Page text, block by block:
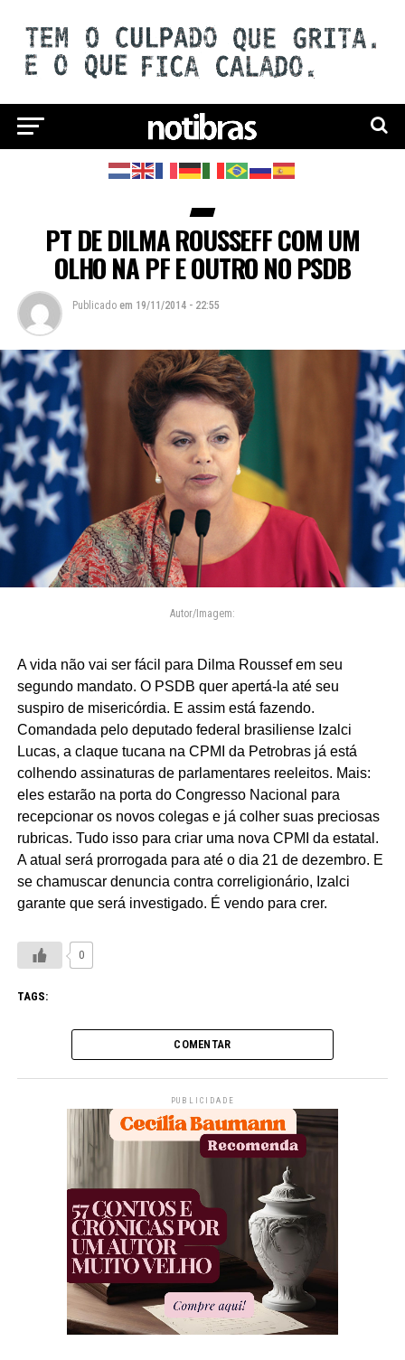
PT DE DILMA ROUSSEFF COM UM
OLHO NA PF E OUTRO NO PSDB
Publicado em 19/11/2014 - 22:55
Autor/Imagem:
A vida não vai ser fácil para Dilma Roussef em seu
segundo mandato. O PSDB quer apertá-la até seu
suspiro de misericórdia. E assim está fazendo.
Comandada pelo deputado federal brasiliense Izalci
Lucas, a claque tucana na CPMI da Petrobras já está
colhendo assinaturas de parlamentares reeleitos. Mais:
eles estarão na porta do Congresso Nacional para
recepcionar os novos colegas e já colher suas preciosas
rubricas. Tudo isso para criar uma nova CPMI da estatal.
A atual será prorrogada para até o dia 21 de dezembro. E
se chamuscar denuncia contra correligionário, Izalci
garante que será investigado. É vendo para crer.
0
TAGS:
COMENTAR
PUBLICIDADE